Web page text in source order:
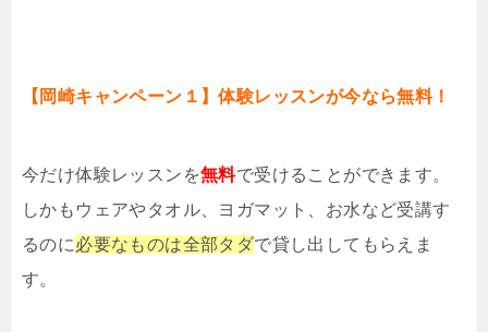
【岡崎キャンペーン１】体験レッスンが今なら無料！
今だけ体験レッスンを無料で受けることができます。
しかもウェアやタオル、ヨガマット、お水など受講す
るのに必要なものは全部タダで貸し出してもらえま
す。